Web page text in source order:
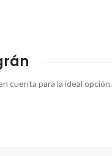
cuenta para la ideal opción.